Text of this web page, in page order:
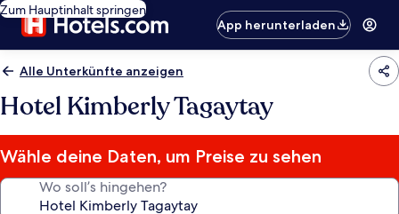
Zum Hauptinhalt springen
App herunterladen
Alle Unterkünfte anzeigen
Hotel Kimberly Tagaytay
Wähle deine Daten, um Preise zu sehen
Wo soll’s hingehen?